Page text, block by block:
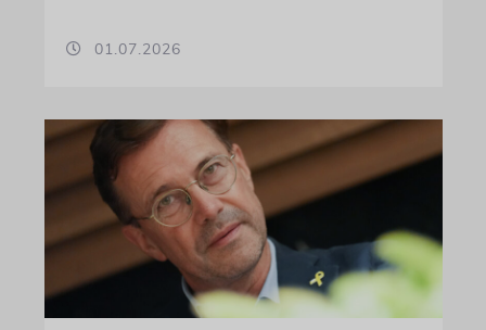
01.07.2026